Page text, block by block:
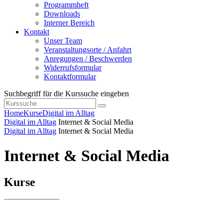
Programmheft
Downloads
Interner Bereich
Kontakt
Unser Team
Veranstaltungsorte / Anfahrt
Anregungen / Beschwerden
Widerrufsformular
Kontaktformular
Suchbegriff für die Kurssuche eingeben
HomeKurseDigital im Alltag
Digital im Alltag Internet & Social Media
Digital im Alltag Internet & Social Media
Internet & Social Media
Kurse